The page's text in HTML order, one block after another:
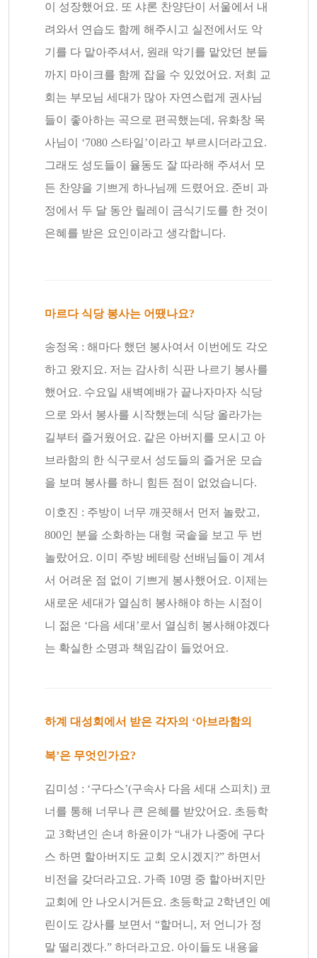
이 성장했어요. 또 샤론 찬양단이 서울에서 내
려와서 연습도 함께 해주시고 실전에서도 악
기를 다 맡아주셔서, 원래 악기를 맡았던 분들
까지 마이크를 함께 잡을 수 있었어요. 저희 교
회는 부모님 세대가 많아 자연스럽게 권사님
들이 좋아하는 곡으로 편곡했는데, 유화창 목
사님이 ‘7080 스타일’이라고 부르시더라고요.
그래도 성도들이 율동도 잘 따라해 주셔서 모
든 찬양을 기쁘게 하나님께 드렸어요. 준비 과
정에서 두 달 동안 릴레이 금식기도를 한 것이
은혜를 받은 요인이라고 생각합니다.
마르다 식당 봉사는 어땠나요?
송정옥 : 해마다 했던 봉사여서 이번에도 각오
하고 왔지요. 저는 감사히 식판 나르기 봉사를
했어요. 수요일 새벽예배가 끝나자마자 식당
으로 와서 봉사를 시작했는데 식당 올라가는
길부터 즐거웠어요. 같은 아버지를 모시고 아
브라함의 한 식구로서 성도들의 즐거운 모습
을 보며 봉사를 하니 힘든 점이 없었습니다.
이호진 : 주방이 너무 깨끗해서 먼저 놀랐고,
800인 분을 소화하는 대형 국솥을 보고 두 번
놀랐어요. 이미 주방 베테랑 선배님들이 계셔
서 어려운 점 없이 기쁘게 봉사했어요. 이제는
새로운 세대가 열심히 봉사해야 하는 시점이
니 젊은 ‘다음 세대’로서 열심히 봉사해야겠다
는 확실한 소명과 책임감이 들었어요.
하계 대성회에서 받은 각자의 ‘아브라함의
복’은 무엇인가요?
김미성 : ‘구다스’(구속사 다음 세대 스피치) 코
너를 통해 너무나 큰 은혜를 받았어요. 초등학
교 3학년인 손녀 하윤이가 “내가 나중에 구다
스 하면 할아버지도 교회 오시겠지?” 하면서
비전을 갖더라고요. 가족 10명 중 할아버지만
교회에 안 나오시거든요. 초등학교 2학년인 예
린이도 강사를 보면서 “할머니, 저 언니가 정
말 떨리겠다.” 하더라고요. 아이들도 내용을